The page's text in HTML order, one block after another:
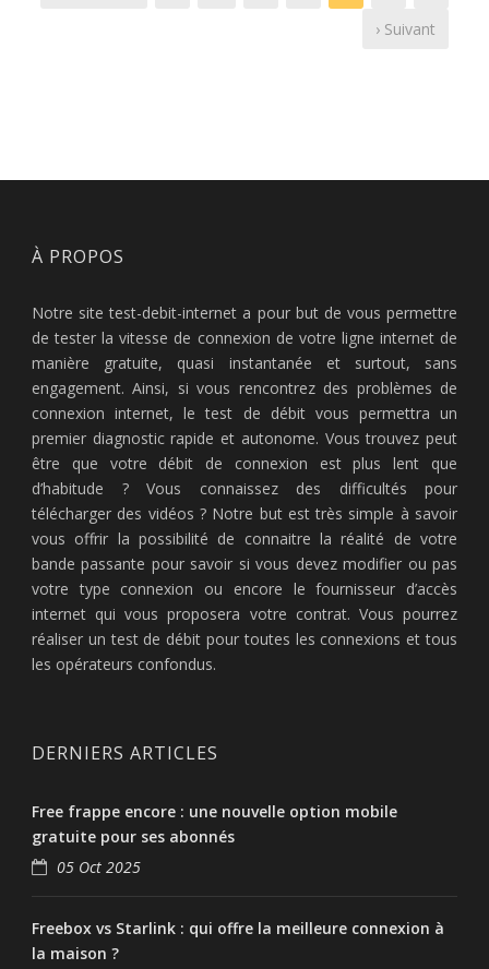
› Suivant
À PROPOS
Notre site test-debit-internet a pour but de vous permettre
de tester la vitesse de connexion de votre ligne internet de
manière gratuite, quasi instantanée et surtout, sans
engagement. Ainsi, si vous rencontrez des problèmes de
connexion internet, le test de débit vous permettra un
premier diagnostic rapide et autonome. Vous trouvez peut
être que votre débit de connexion est plus lent que
d’habitude ? Vous connaissez des difficultés pour
télécharger des vidéos ? Notre but est très simple à savoir
vous offrir la possibilité de connaitre la réalité de votre
bande passante pour savoir si vous devez modifier ou pas
votre type connexion ou encore le fournisseur d’accès
internet qui vous proposera votre contrat. Vous pourrez
réaliser un test de débit pour toutes les connexions et tous
les opérateurs confondus.
DERNIERS ARTICLES
Free frappe encore : une nouvelle option mobile
gratuite pour ses abonnés
05 Oct 2025
Freebox vs Starlink : qui offre la meilleure connexion à
la maison ?